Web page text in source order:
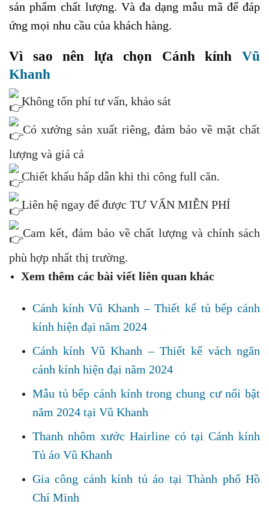
sản phẩm chất lượng. Và đa dạng mẫu mã để đáp
ứng mọi nhu cầu của khách hàng.
Vì sao nên lựa chọn Cánh kính Vũ
Khanh
Không tốn phí tư vấn, khảo sát
Có xưởng sản xuất riêng, đảm bảo về mặt chất
lượng và giá cả
Chiết khấu hấp dẫn khi thi công full căn.
Liên hệ ngay để được TƯ VẤN MIỄN PHÍ
Cam kết, đảm bảo về chất lượng và chính sách
phù hợp nhất thị trường.
Xem thêm các bài viết liên quan khác
Cánh kính Vũ Khanh – Thiết kế tủ bếp cánh
kính hiện đại năm 2024
Cánh kính Vũ Khanh – Thiết kế vách ngăn
cánh kính hiện đại năm 2024
Mẫu tủ bếp cánh kính trong chung cư nổi bật
năm 2024 tại Vũ Khanh
Thanh nhôm xước Hairline có tại Cánh kính
Tủ áo Vũ Khanh
Gia công cánh kính tủ áo tại Thành phố Hồ
Chí Minh